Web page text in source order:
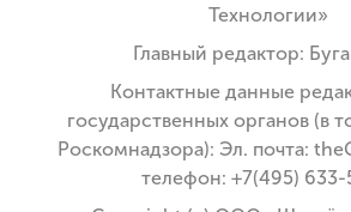
Технологии»
Главный редактор:
Контактные данные
государственных органов (в
Роскомнадзора): Эл. почта:
телефон: +7(495) 633-